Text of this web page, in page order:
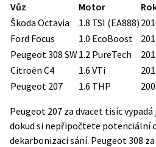
Vůz Motor
Škoda Octavia
1.8 TSI (EA888)
Ford Focus
1.0 EcoBoost
Peugeot 308 SW 1.2 PureTech
Citroën C4
1.6 VTi
Peugeot 207
1.6 THP
Peugeot 207 za dvacet tisíc
dokud si nepřipočtete potenciální
dekarbonizaci sání. Peugeot 308